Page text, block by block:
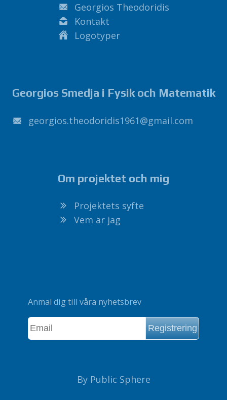
Georgios Theodoridis
Kontakt
Logotyper
Georgios Smedja i Fysik och Matematik
moc
.
liamg
@
1691sidirodoeht.soigroeg
Om projektet och mig
Projektets syfte
Vem är jag
Anmäl dig till våra nyhetsbrev
By Public Sphere